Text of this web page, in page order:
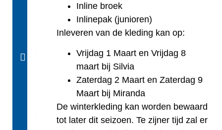
Inline broek
Inlinepak (junioren)
Inleveren van de kleding kan op:
Vrijdag 1 Maart en Vrijdag 8
maart bij Silvia
Zaterdag 2 Maart en Zaterdag 9
Maart bij Miranda
De winterkleding kan worden bewaard
tot later dit seizoen. Te zijner tijd zal er